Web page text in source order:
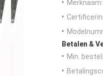
Merknaam:
Betalen &
Min.